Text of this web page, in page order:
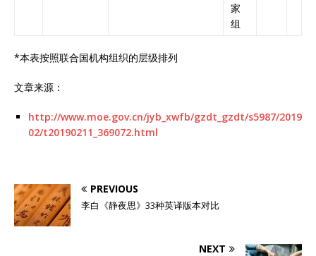
家
组
*本表按照联合国机构组织的层级排列
文章来源：
http://www.moe.gov.cn/jyb_xwfb/gzdt_gzdt/s5987/2019
02/t20190211_369072.html
PREVIOUS
李白《静夜思》33种英译版本对比
NEXT